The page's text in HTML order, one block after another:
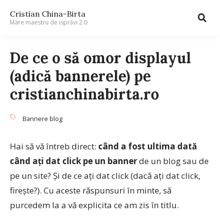
Cristian China-Birta
Mare maestru de isprăvi 2.0
De ce o să omor displayul
(adică bannerele) pe
cristianchinabirta.ro
Bannere blog
Hai să vă întreb direct: când a fost ultima dată
când ați dat click pe un bannerde un blog sau de
pe un site? Și de ce ați dat click (dacă ați dat click,
firește?). Cu aceste răspunsuri în minte, să
purcedem la a vă explicita ce am zis în titlu.